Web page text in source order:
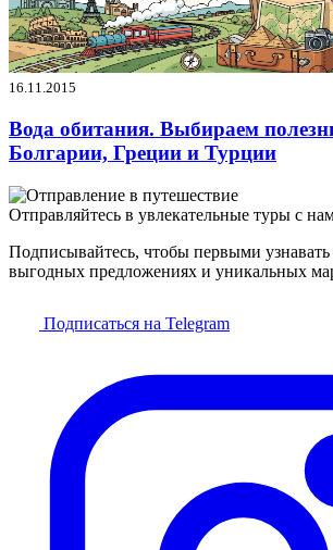
16.11.2015
Вода обитания. Выбираем
Болгарии, Греции и Турции
Отправляйтесь в увлекательные туры с
Подписывайтесь, чтобы первыми
выгодных предложениях и уникальных
Подписаться на Telegram